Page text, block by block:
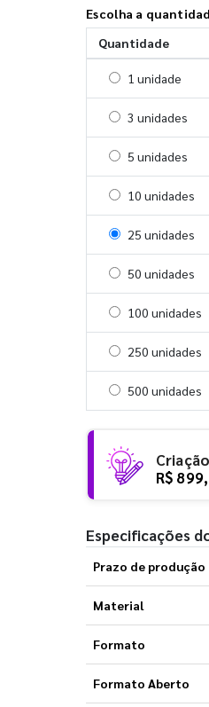
Escolha a
Quantidade
Selecionar 1
1 unidade
Selecionar 3
3 unidades
Selecionar 5
5 unidades
Selecionar 10
10 unidades
Selecionar 25
25 unidades
Selecionar 50
50 unidades
Selecionar 100
100 unidades
Selecionar 250
250 unidades
Selecionar 500
500 unidades
R$
Especificações
Prazo de produção
Material
Formato
Formato Aberto